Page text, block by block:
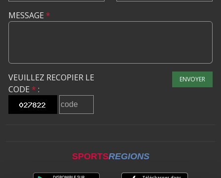
MESSAGE *
VEUILLEZ RECOPIER LE
CODE * :
ENVOYER
SPORTSREGIONS